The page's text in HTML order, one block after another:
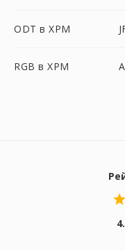
ODT в XPM
RGB в XPM